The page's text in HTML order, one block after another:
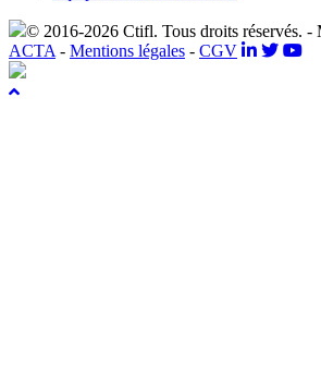
© 2016-2026 Ctifl. Tous droits réservés. -
ACTA - Mentions légales - CGV